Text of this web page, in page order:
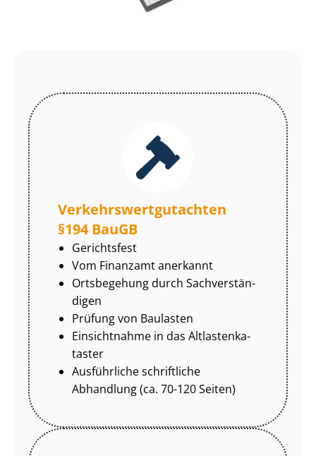
Ver­kehrs­wert­gut­ach­ten
§194 BauGB
Gerichtsfest
Vom Finanzamt anerkannt
Ortsbegehung durch Sach­ver­stän­
di­gen
Prüfung von Baulasten
Einsichtnahme in das Alt­las­ten­ka­
tas­ter
Ausführliche schriftliche
Abhandlung (ca. 70-120 Seiten)